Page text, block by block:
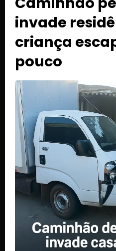
invade
criança
pouco